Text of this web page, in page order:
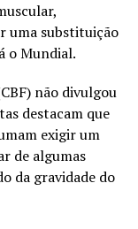
uma substituição
o Mundial.
não divulgou
destacam que
exigir um
de algumas
da gravidade do